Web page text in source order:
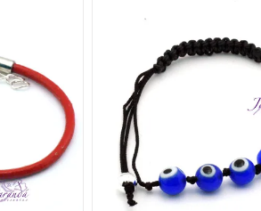
QUICK VIEW AÑADIR AL CARRITO /